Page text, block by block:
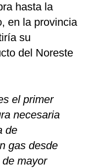
hasta la
en la provincia
su
del Noreste
el primer
necesaria
de
gas desde
mayor